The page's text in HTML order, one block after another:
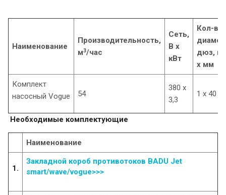
Наименование
Производительность,
м3/час
Сеть,
В х
кВт
Кол-во
дюз,
х мм
Комплект
насосный Vogue
54
380 x
3,3
1 x 40
Необходимые комплектующие
Наименование
1.
Закладной короб противотоков BADU Jet
smart/wave/vogue>>>